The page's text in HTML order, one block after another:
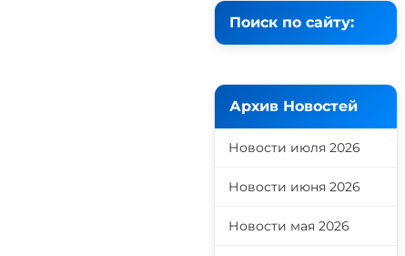
Поиск по сайту:
Архив Новостей
Новости июля 2026
Новости июня 2026
Новости мая 2026